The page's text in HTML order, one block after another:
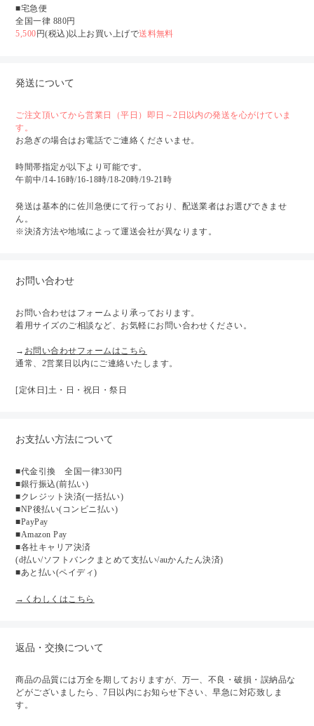
■宅急便
全国一律 880円
5,500 円(税込)以上お買い上げで送料無料
発送について
ご注文頂いてから営業日（平日）即日～2日以内の発送を心がけていま
す。
お急ぎの場合はお電話でご連絡くださいませ。
時間帯指定が以下より可能です。
午前中/14-16時/16-18時/18-20時/19-21時
発送は基本的に佐川急便にて行っており、配送業者はお選びできませ
ん。
※決済方法や地域によって運送会社が異なります。
お問い合わせ
お問い合わせはフォームより承っております。
着用サイズのご相談など、お気軽にお問い合わせください。
→ お問い合わせフォームはこちら
通常、2営業日以内にご連絡いたします。
[定休日]土・日・祝日・祭日
お支払い方法について
■代金引換 全国一律330円
■銀行振込(前払い)
■クレジット決済(一括払い)
■NP後払い(コンビニ払い)
■PayPay
■Amazon Pay
■各社キャリア決済
(d払い/ソフトバンクまとめて支払い/auかんたん決済)
■あと払い(ペイディ)
→くわしくはこちら
返品・交換について
商品の品質には万全を期しておりますが、万一、不良・破損・誤納品な
どがございましたら、7日以内にお知らせ下さい、早急に対応致しま
す。